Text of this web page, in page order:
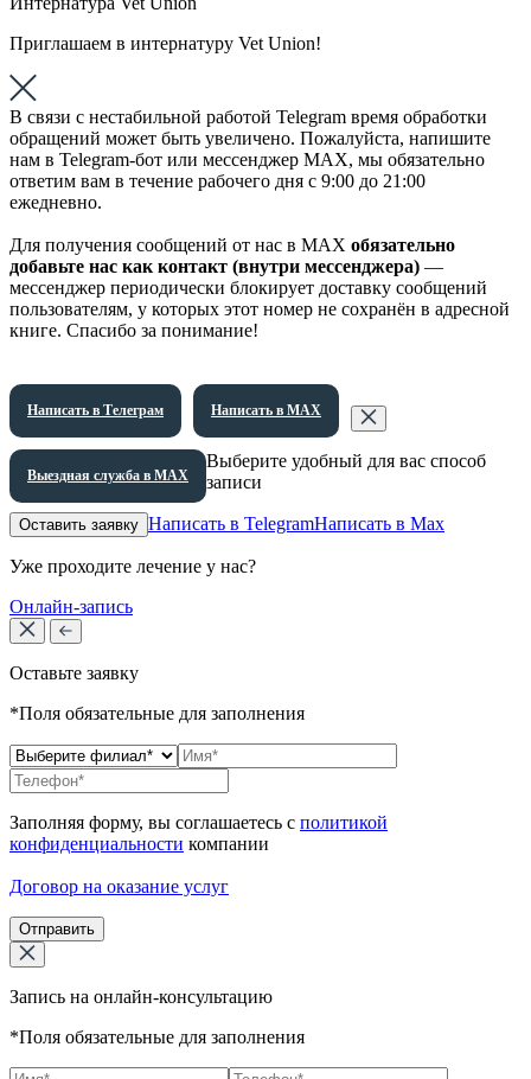
Приглашаем в интернатуру Vet Union!
В связи с нестабильной работой Telegram время обработки
обращений может быть увеличено. Пожалуйста, напишите
нам в Telegram-бот или мессенджер МАХ, мы обязательно
ответим вам в течение рабочего дня с 9:00 до 21:00
ежедневно.
Для получения сообщений от нас в МАХ обязательно
добавьте нас как контакт (внутри мессенджера) —
мессенджер периодически блокирует доставку сообщений
пользователям, у которых этот номер не сохранён в адресной
книге. Спасибо за понимание!
Написать в Телеграм Написать в МАХ
Выездная служба в МАХ
Выберите удобный для вас способ
записи
Оставить заявку Написать в TelegramНаписать в Max
Уже проходите лечение у нас?
Онлайн-запись
Оставьте заявку
*Поля обязательные для заполнения
Заполняя форму, вы соглашаетесь с политикой
конфиденциальности компании
Договор на оказание услуг
Отправить
Запись на онлайн-консультацию
*Поля обязательные для заполнения